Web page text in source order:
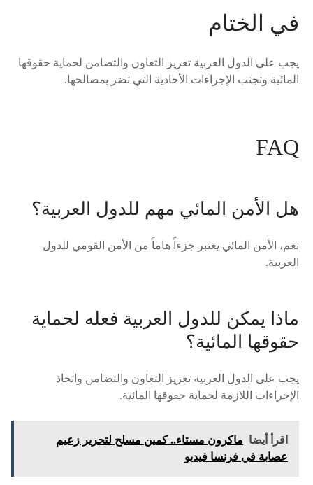
في الختام
يجب على الدول العربية تعزيز التعاون والتضامن لحماية حقوقها
المائية وتجنب الإجراءات الأحادية التي تضر بمصالحها.
FAQ
هل الأمن المائي مهم للدول العربية؟
نعم، الأمن المائي يعتبر جزءاً هاماً من الأمن القومي للدول
العربية.
ماذا يمكن للدول العربية فعله لحماية
حقوقها المائية؟
يجب على الدول العربية تعزيز التعاون والتضامن واتخاذ
الإجراءات اللازمة لحماية حقوقها المائية.
اقرأ أيضا ماكرون مستاء.. كمين مسلح لتحرير زعيم
عصابة في فرنسا فيديو